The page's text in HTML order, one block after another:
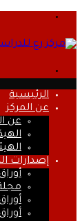
الرئيسية
عن المركز
عن
إصدارات